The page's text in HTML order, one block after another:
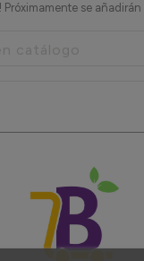
Próximamente se